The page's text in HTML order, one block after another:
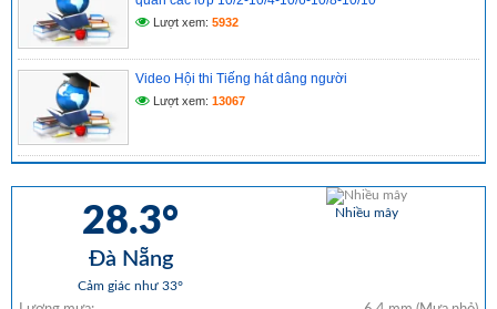
Lượt xem: 5932
Video Hội thi Tiếng hát dâng người
Lượt xem: 13067